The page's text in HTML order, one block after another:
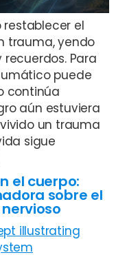
restablecer el
trauma, yendo
Para
puede
continúa
aún estuviera
un trauma
sigue
el cuerpo:
sobre el